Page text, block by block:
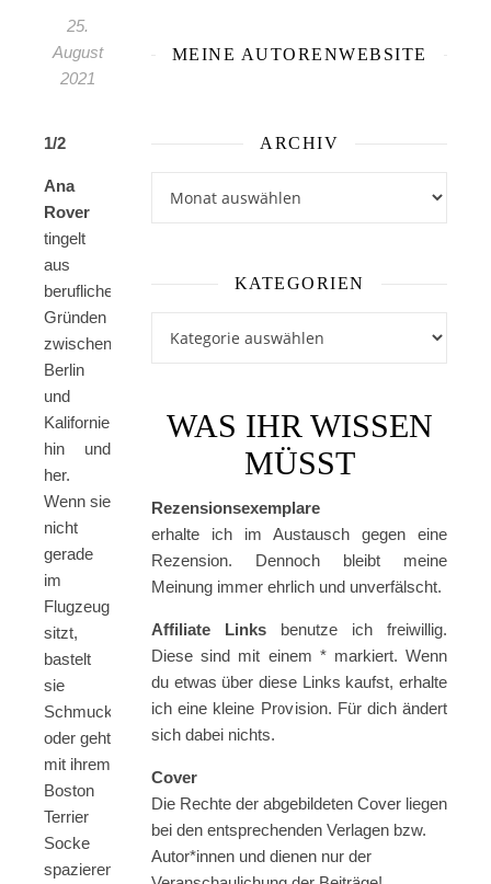
25.
August
2021
1/2
Ana
Rover
tingelt
aus
beruflichen
Gründen
zwischen
Berlin
und
Kalifornien
hin und
her.
Wenn sie
nicht
gerade
im
Flugzeug
sitzt,
bastelt
sie
Schmuck
oder geht
mit ihrem
Boston
Terrier
Socke
spazieren.
MEINE AUTORENWEBSITE
ARCHIV
KATEGORIEN
WAS IHR WISSEN
MÜSST
Rezensionsexemplare
erhalte ich im Austausch gegen eine
Rezension. Dennoch bleibt meine
Meinung immer ehrlich und unverfälscht.
Affiliate Links benutze ich freiwillig.
Diese sind mit einem * markiert. Wenn
du etwas über diese Links kaufst, erhalte
ich eine kleine Provision. Für dich ändert
sich dabei nichts.
Cover
Die Rechte der abgebildeten Cover liegen
bei den entsprechenden Verlagen bzw.
Autor*innen und dienen nur der